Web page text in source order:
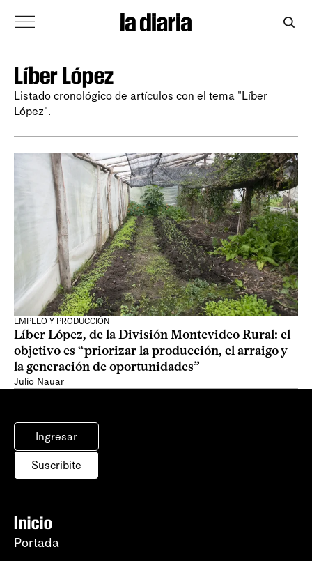
Líber López
Listado cronológico de artículos con el tema "Líber
López".
EMPLEO Y PRODUCCIÓN
Líber López, de la División Montevideo Rural: el
objetivo es “priorizar la producción, el arraigo y
la generación de oportunidades”
Julio Nauar
Ingresar
Suscribite
Inicio
Portada